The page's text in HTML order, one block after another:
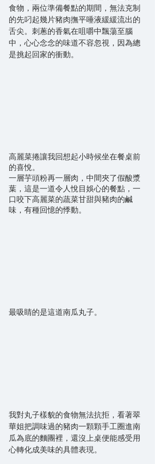
食物，兩位準備餐點的期間，無法克制
的先叼起幾片豬肉撫平唾液緩緩流出的
舌尖。刺蔥的香氣在咀嚼中飄蕩至腦
中，心心念念的味道不容忽視，因為總
是挑起回家的衝動。
高麗菜捲讓我回想起小時候坐在餐桌前
的喜悅。
一層芋頭粉再一層肉，中間夾了假酸漿
葉，這是一道令人悅目娛心的餐點，一
口咬下高麗菜的蔬菜甘甜與豬肉的鹹
味，有種回憶的悸動。
最吸睛的是這道南瓜丸子。
我對丸子樣貌的食物無法抗拒，看著翠
華姐把調味過的豬肉一顆顆手工圈進南
瓜為底的麵團裡，還沒上桌便能感受用
心轉化成美味的具體表現。